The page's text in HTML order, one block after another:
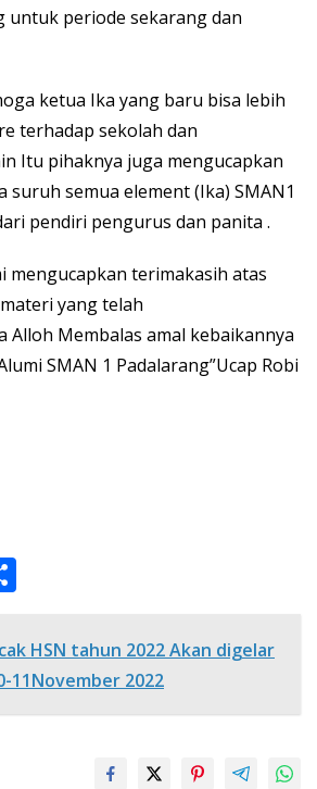
untuk periode sekarang dan
ketua Ika yang baru bisa lebih
terhadap sekolah dan
Itu pihaknya juga mengucapkan
suruh semua element (Ika) SMAN1
pendiri pengurus dan panita .
mengucapkan terimakasih atas
yang telah
Alloh Membalas amal kebaikannya
SMAN 1 Padalarang”Ucap Robi
ar
e
HSN tahun 2022 Akan digelar
11November 2022